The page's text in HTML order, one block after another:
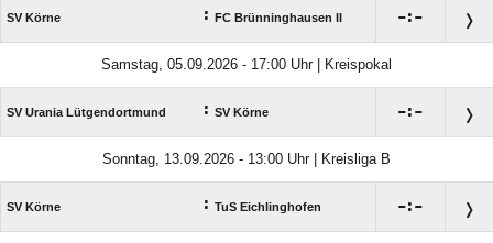
SV Körne : FC Brünninghausen II :
Samstag, 05.09.2026 - 17:00 Uhr | Kreispokal
SV Urania Lütgendortmund : SV Körne :
Sonntag, 13.09.2026 - 13:00 Uhr | Kreisliga B
SV Körne : TuS Eichlinghofen :